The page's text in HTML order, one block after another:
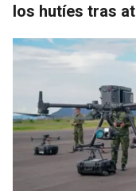
los hutíes tras